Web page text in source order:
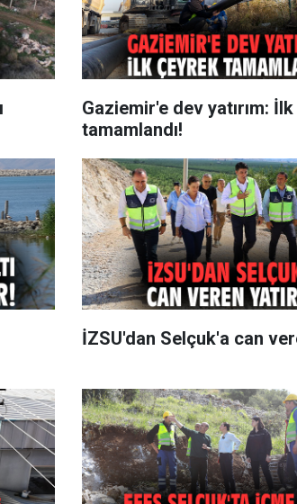
Gaziemir'e dev yatırım:
tamamlandı!
İZSU'dan Selçuk'a can